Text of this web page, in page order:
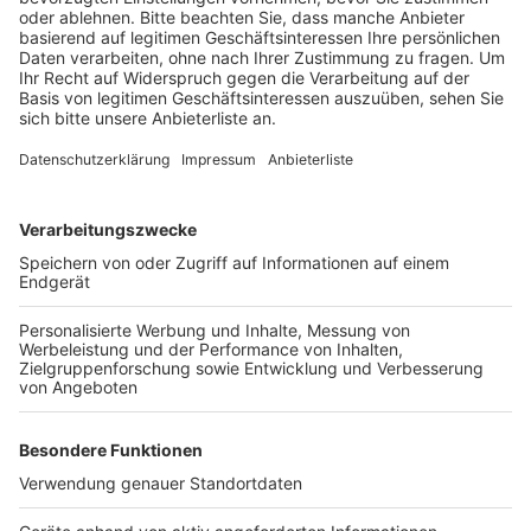
Anzeige
täglich, schrieb Cantz bei Facebook. In den
User einen möglichen Zusammenhang zum 11.11. her:
Cantz hatte auf dem Heumarkt die Karnevalssession
auf der Bühne mit eröffnet.
Anzeige